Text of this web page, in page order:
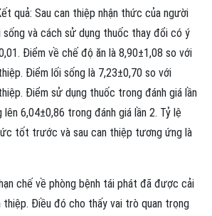
quả: Sau can thiệp nhận thức của người
sống và cách sử dụng thuốc thay đổi có ý
Điểm về chế độ ăn là 8,90±1,08 so với
Điểm lối sống là 7,23±0,70 so với
Điểm sử dụng thuốc trong đánh giá lần
lên 6,04±0,86 trong đánh giá lần 2. Tỷ lệ
tốt trước và sau can thiệp tương ứng là
chế về phòng bệnh tái phát đã được cải
thiệp. Điều đó cho thấy vai trò quan trọng